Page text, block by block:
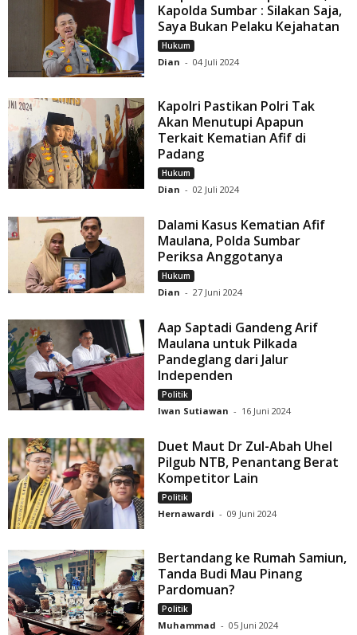
Kapolda Sumbar : Silakan Saja,
Saya Bukan Pelaku Kejahatan
Hukum
Dian - 04 Juli 2024
Kapolri Pastikan Polri Tak
Akan Menutupi Apapun
Terkait Kematian Afif di
Padang
Hukum
Dian - 02 Juli 2024
Dalami Kasus Kematian Afif
Maulana, Polda Sumbar
Periksa Anggotanya
Hukum
Dian - 27 Juni 2024
Aap Saptadi Gandeng Arif
Maulana untuk Pilkada
Pandeglang dari Jalur
Independen
Politik
Iwan Sutiawan - 16 Juni 2024
Duet Maut Dr Zul-Abah Uhel
Pilgub NTB, Penantang Berat
Kompetitor Lain
Politik
Hernawardi - 09 Juni 2024
Bertandang ke Rumah Samiun,
Tanda Budi Mau Pinang
Pardomuan?
Politik
Muhammad - 05 Juni 2024